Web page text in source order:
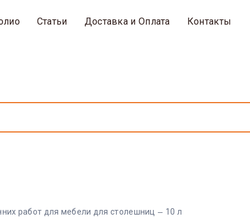
Статьи Доставка и Оплата Контакты
работ для мебели для столешниц 10 л